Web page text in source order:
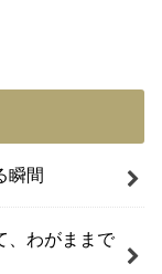
瞬間
、わがままで